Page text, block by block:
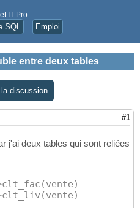
IT Pro
SQL Emploi
entre deux tables
la discussion
#1
j'ai deux tables qui sont reliées